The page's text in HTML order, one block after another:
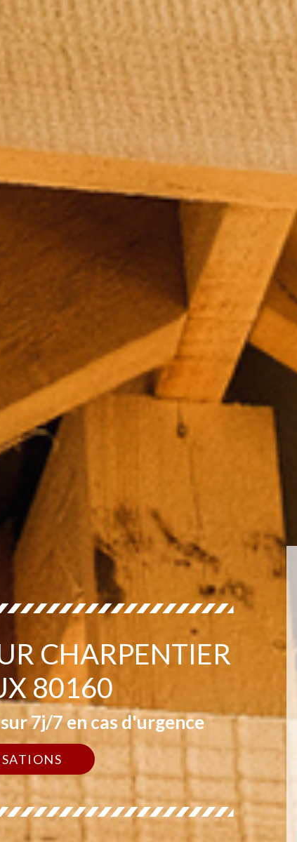
CHARPENTIER
80160
7j/7 en cas d'urgence